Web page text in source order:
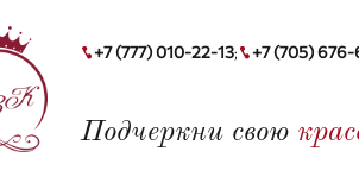
+7 (777) 010-22-13; +7 (705)
Подчеркни свою